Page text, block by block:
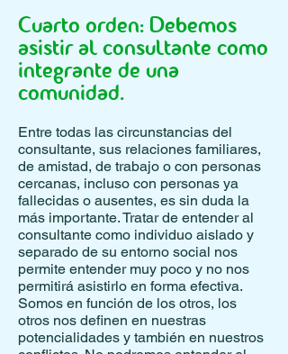
Cuarto orden: Debemos
asistir al consultante como
integrante de una
comunidad.
Entre todas las circunstancias del
consultante, sus relaciones familiares,
de amistad, de trabajo o con personas
cercanas, incluso con personas ya
fallecidas o ausentes, es sin duda la
más importante. Tratar de entender al
consultante como individuo aislado y
separado de su entorno social nos
permite entender muy poco y no nos
permitirá asistirlo en forma efectiva.
Somos en función de los otros, los
otros nos definen en nuestras
potencialidades y también en nuestros